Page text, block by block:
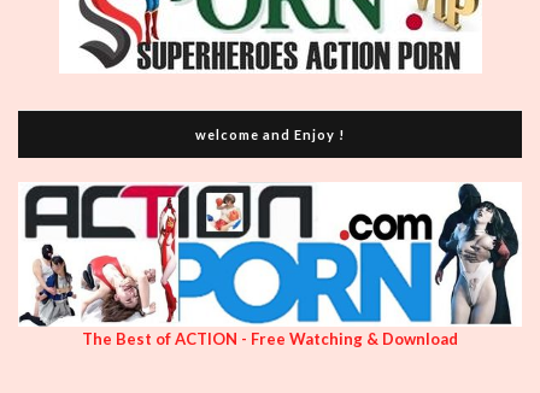
welcome and Enjoy !
The Best of ACTION - Free Watching & Download